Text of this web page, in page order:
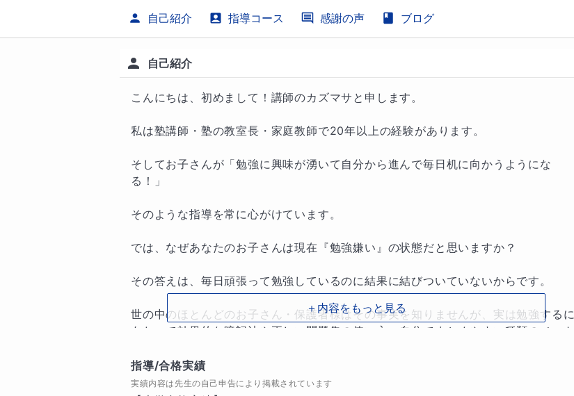
自己紹介 指導コース 感謝の声 ブログ
自己紹介
こんにちは、初めまして！講師のカズマサと申します。
私は塾講師・塾の教室長・家庭教師で20年以上の経験があります。
そしてお子さんが「勉強に興味が湧いて自分から進んで毎日机に向かうようにな
る！」
そのような指導を常に心がけています。
では、なぜあなたのお子さんは現在『勉強嫌い』の状態だと思いますか？
その答えは、毎日頑張って勉強しているのに結果に結びついていないからです。
世の中のほとんどのお子さん・保護者様はその事実を知りませんが、実は勉強するに
あたって効果的な暗記法や正しい問題集の使い方、自分でまとめやすい種類のノート
私はそれらの内容をいつも最初の三者面談で話すようにしています。
＋内容をもっと見る
指導/合格実績
実績内容は先生の自己申告により掲載されています